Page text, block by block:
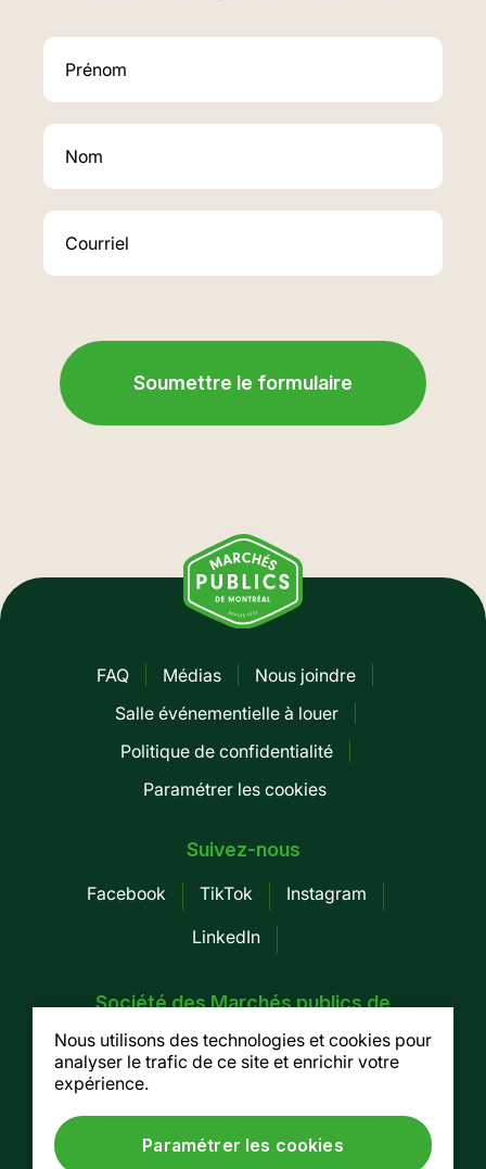
FAQ Médias
Nous joindre
Salle événementielle à louer
Politique de confidentialité
Paramétrer les cookies
Suivez-nous
Facebook TikTok
Instagram
LinkedIn
Société des Marchés publics de
155, av. Greene, 3e étage, Montréal (Québec)
Tel. :514 937-7754/ Fax. : 514 937-7688
Nous utilisons des technologies et cookies pour
analyser le trafic de ce site et enrichir votre
expérience.
Paramétrer les cookies